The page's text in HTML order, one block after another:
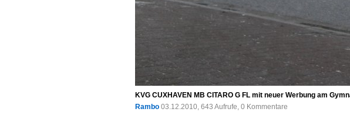
KVG CUXHAVEN MB CITARO G FL mit neuer Werbung am
Rambo 03.12.2010, 643 Aufrufe, 0 Kommentare